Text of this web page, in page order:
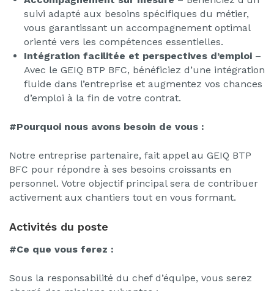
suivi adapté aux besoins spécifiques du métier,
vous garantissant un accompagnement optimal
orienté vers les compétences essentielles.
Intégration facilitée et perspectives d’emploi –
Avec le GEIQ BTP BFC, bénéficiez d’une intégration
fluide dans l’entreprise et augmentez vos chances
d’emploi à la fin de votre contrat.
#Pourquoi nous avons besoin de vous :
Notre entreprise partenaire, fait appel au GEIQ BTP
BFC pour répondre à ses besoins croissants en
personnel. Votre objectif principal sera de contribuer
activement aux chantiers tout en vous formant.
Activités du poste
#Ce que vous ferez :
Sous la responsabilité du chef d’équipe, vous serez